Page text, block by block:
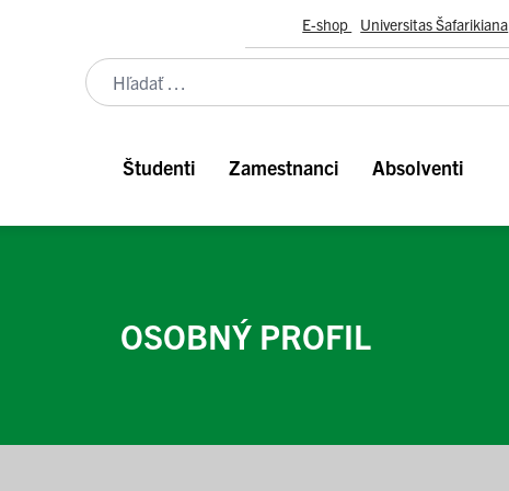
E-shop Universitas Šafarikiana
Študenti Zamestnanci Absolventi
OSOBNÝ PROFIL